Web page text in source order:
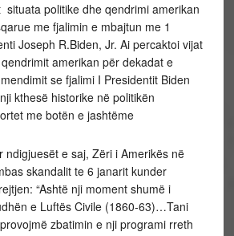
politike dhe qendrimi amerikan
me fjalimin e mbajtun me 1
Joseph R.Biden, Jr. Ai percaktoi vijat
amerikan për dekadat e
se fjalimi I Presidentit Biden
kthesë historike në politikën
me botën e jashtëme
ndigjuesët e saj, Zëri i Amerikës në
skandalit te 6 janarit kunder
“Ashtë nji moment shumë i
e Luftës Civile (1860-63)…Tani
zbatimin e nji programi rreth